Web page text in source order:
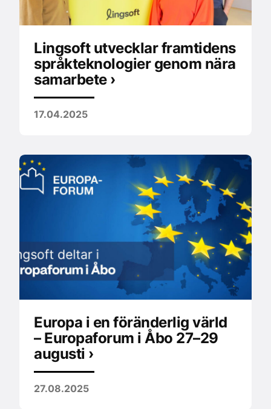
Lingsoft utvecklar framtidens
språkteknologier genom nära
samarbete ›
17.04.2025
Europa i en föränderlig värld
– Europaforum i Åbo 27–29
augusti ›
27.08.2025